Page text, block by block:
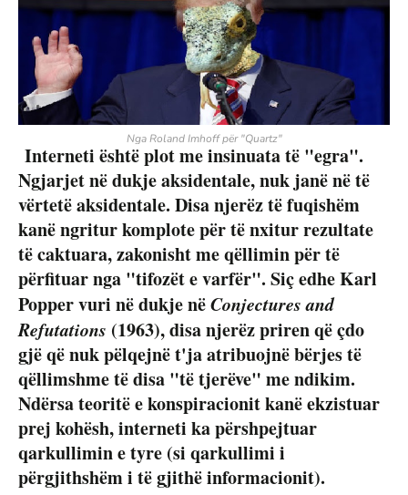
Nga Roland Imhoff për "Quartz"
Interneti është plot me insinuata të "egra".
Ngjarjet në dukje aksidentale, nuk janë në të
vërtetë aksidentale. Disa njerëz të fuqishëm
kanë ngritur komplote për të nxitur rezultate
të caktuara, zakonisht me qëllimin për të
përfituar nga "tifozët e varfër". Siç edhe Karl
Popper vuri në dukje nëConjectures and
Refutations (1963), disa njerëz priren që çdo
gjë që nuk pëlqejnë t'ja atribuojnë bërjes të
qëllimshme të disa "të tjerëve" me ndikim.
Ndërsa teoritë e konspiracionit kanë ekzistuar
prej kohësh, interneti ka përshpejtuar
qarkullimin e tyre (si qarkullimi i
përgjithshëm i të gjithë informacionit).